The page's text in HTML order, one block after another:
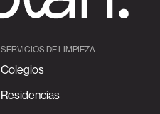
SERVICIOS DE LIMPIEZA
Colegios
Residencias